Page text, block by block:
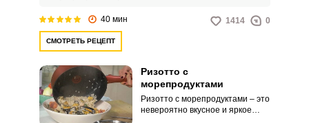
40 мин 1414 0
СМОТРЕТЬ РЕЦЕПТ
Ризотто с
морепродуктами
Ризотто с морепродуктами – это
невероятно вкусное и яркое